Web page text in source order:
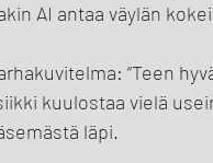
AI antaa väylän
“Teen
kuulostaa vielä
läpi.